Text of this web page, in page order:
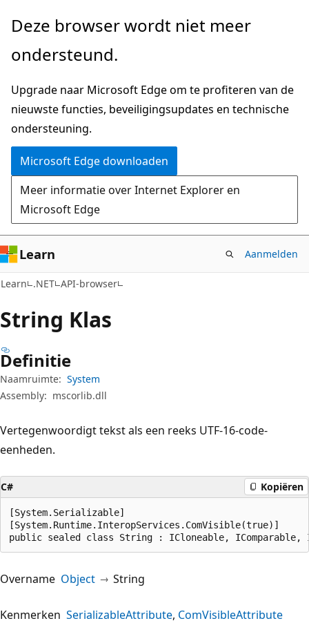
Naar
gaan
Naar
op
pagina
gaan
Deze browser wordt niet meer
ondersteund.
Upgrade naar Microsoft Edge om te profiteren van de
nieuwste functies, beveiligingsupdates en technische
ondersteuning.
Microsoft Edge downloaden
Meer informatie over Internet Explorer en
Microsoft Edge
Learn Aanmelden
Learn .NET API-browser
String Klas
Definitie
Naamruimte: System
Assembly: mscorlib.dll
Vertegenwoordigt tekst als een reeks UTF-16-code-
eenheden.
C# Kopiëren
[System.Serializable]
[System.Runtime.InteropServices.ComVisible(true)]
public sealed class String : ICloneable, IComparable,
Overname Object String
Kenmerken SerializableAttribute ComVisibleAttribute